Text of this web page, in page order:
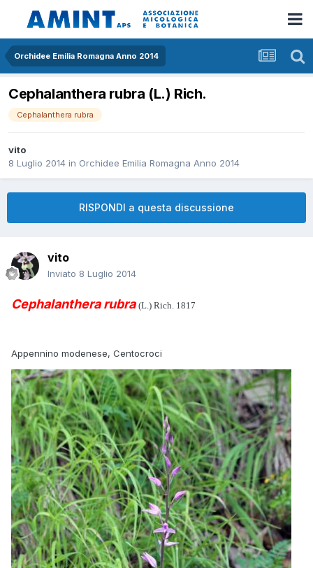
Orchidee Emilia Romagna Anno 2014
Cephalanthera rubra (L.) Rich.
Cephalanthera rubra
vito
8 Luglio 2014 in Orchidee Emilia Romagna Anno 2014
RISPONDI a questa discussione
vito
Inviato 8 Luglio 2014
Cephalanthera rubra (L.) Rich. 1817
Appennino modenese, Centocroci